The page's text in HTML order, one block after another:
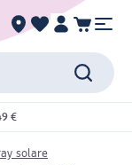
€
solare